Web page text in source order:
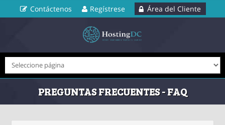
Contáctenos Regístrese Área del Cliente
PREGUNTAS FRECUENTES - FAQ